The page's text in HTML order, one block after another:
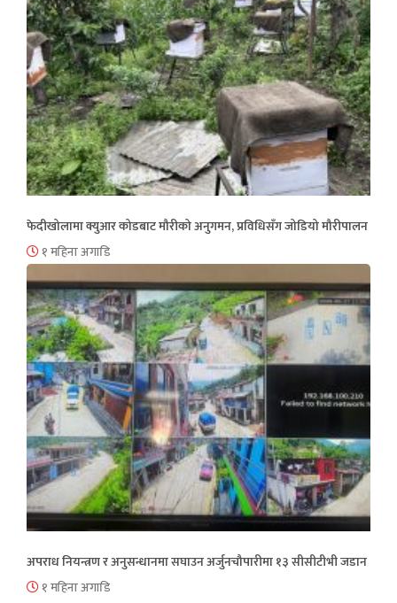
फेदीखोलामा क्युआर कोडबाट मौरीको अनुगमन, प्रविधिसँग जोडियो मौरीपालन
१ महिना अगाडि
अपराध नियन्त्रण र अनुसन्धानमा सघाउन अर्जुनचौपारीमा १३ सीसीटीभी जडान
१ महिना अगाडि